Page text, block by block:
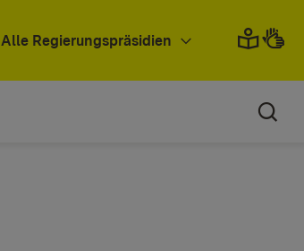
Alle Regierungspräsidien